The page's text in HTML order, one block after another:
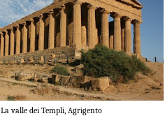
La valle dei Templi, Agrigento